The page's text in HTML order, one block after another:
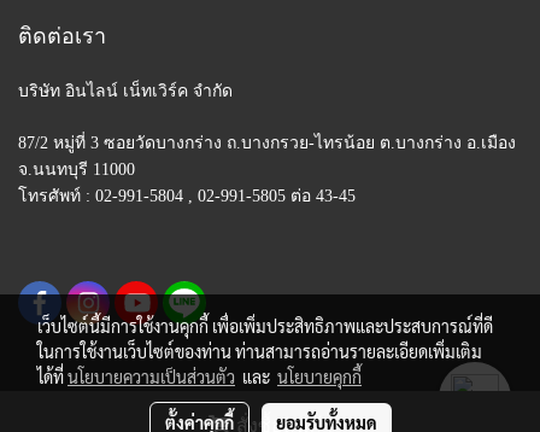
สั่งซื้อสินค้า
ติดต่อเรา
บริษัท อินไลน์ เน็ทเวิร์ค จำกัด
87/2 หมู่ที่ 3 ซอยวัดบางกร่าง ถ.บางกรวย-ไทรน้อย ต.บางกร่าง อ.เมือง
จ.นนทบุรี 11000
โทรศัพท์ : 02-991-5804 , 02-991-5805 ต่อ 43-45
เว็บไซต์นี้มีการใช้งานคุกกี้ เพื่อเพิ่มประสิทธิภาพและประสบการณ์ที่ดี
ในการใช้งานเว็บไซต์ของท่าน ท่านสามารถอ่านรายละเอียดเพิ่มเติม
ได้ที่นโยบายความเป็นส่วนตัว และ นโยบายคุกกี้
ตั้งค่าคุกกี้ ยอมรับทั้งหมด